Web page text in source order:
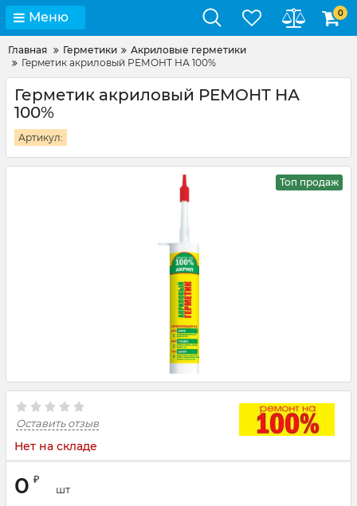
Меню 0
Главная Герметики
Акриловые герметики
Герметик акриловый РЕМОНТ НА 100%
Герметик акриловый РЕМОНТ НА
100%
Артикул:
Топ продаж
Оставить отзыв
Нет на складе
0 ₽
шт